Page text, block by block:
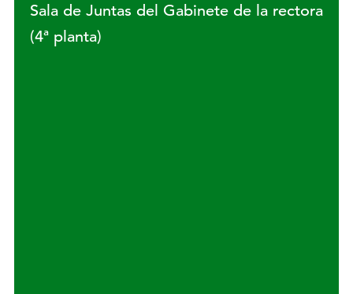
Sala de Juntas del Gabinete de la rectora
(4ª planta)